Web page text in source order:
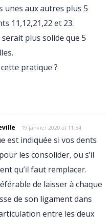
unes aux autres plus 5
11,12,21,22 et 23.
plus solide que 5
pratique ?
19 janvier 2020 at 11:54
est indiquée si vos dents
les consolider, ou s’il
qu’il faut remplacer.
de laisser à chaque
de son ligament dans
entre les deux